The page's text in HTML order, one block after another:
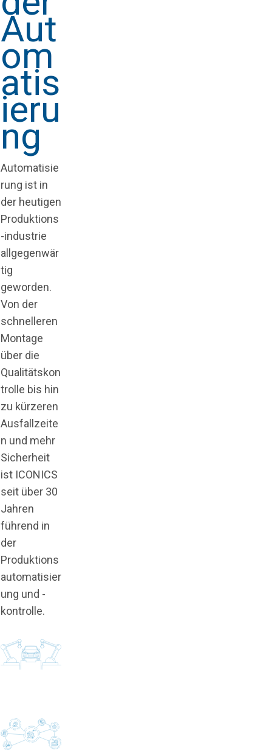
Aut
om
atis
ieru
ng
Automatisie
rung ist in
der heutigen
Produktions
-industrie
allgegenwär
tig
geworden.
Von der
schnelleren
Montage
über die
Qualitätskon
trolle bis hin
zu kürzeren
Ausfallzeite
n und mehr
Sicherheit
ist ICONICS
seit über 30
Jahren
führend in
der
Produktions
automatisier
ung und -
kontrolle.